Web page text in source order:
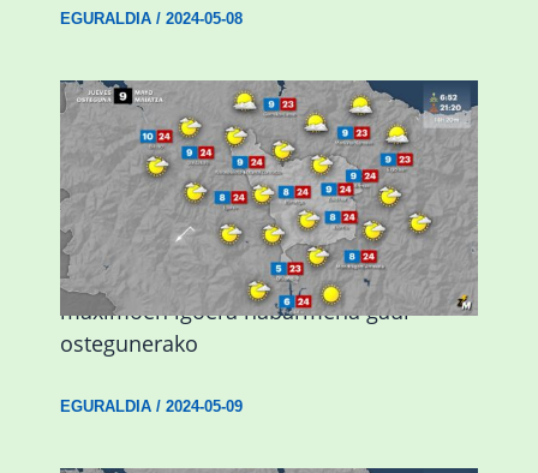
EGURALDIA/ 2024-05-08
Giro eguzkitsua eta tenperatura
maximoen igoera nabarmena gaur
ostegunerako
EGURALDIA/ 2024-05-09